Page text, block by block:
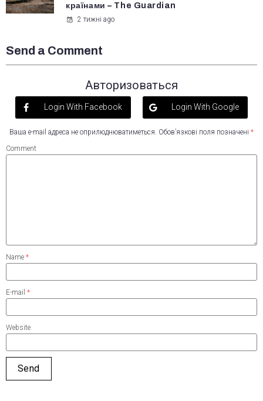
країнами – The Guardian
2 тижні ago
Send a Comment
Авторизоваться
Login With Facebook Login With Google
Ваша e-mail адреса не оприлюднюватиметься. Обов’язкові поля позначені *
Comment
Name *
E-mail *
Website